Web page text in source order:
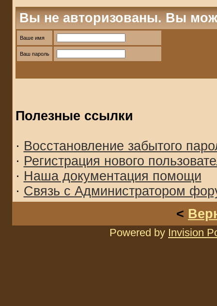
Вы не авторизованы. Вы
Ваше имя
Ваш пароль
Полезные ссылки
· Восстановление забытого
· Регистрация нового
· Наша документация помощи
· Связь с Администратором
<
Powered by Invision